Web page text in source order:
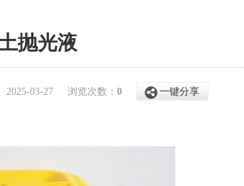
抛光液
2025-03-27 浏览次数： 0 一键分享